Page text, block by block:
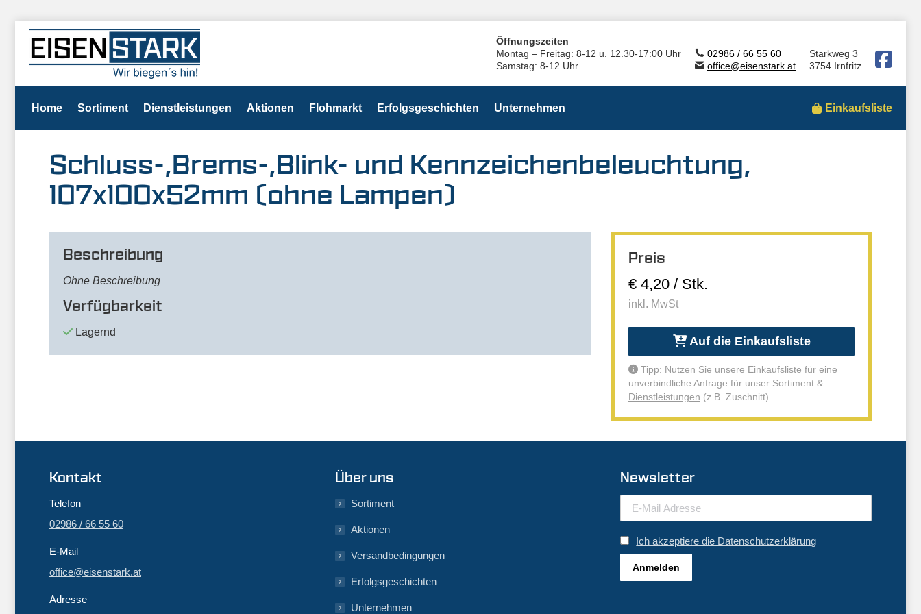
Öffnungszeiten
Montag – Freitag: 8-12 u. 12.30-17:00 Uhr
Samstag: 8-12 Uhr
02986 / 66 55 60
office@eisenstark.at
Starkweg 3
3754 Irnfritz
Home Sortiment Dienstleistungen Aktionen Flohmarkt Erfolgsgeschichten Unternehmen Einkaufsliste
Schluss-,Brems-,Blink- und Kennzeichenbeleuchtung,
107x100x52mm (ohne Lampen)
Beschreibung
Ohne Beschreibung
Verfügbarkeit
Lagernd
Preis
€ 4,20 / Stk.
inkl. MwSt
Auf die Einkaufsliste
Tipp: Nutzen Sie unsere Einkaufsliste für eine
unverbindliche Anfrage für unser Sortiment &
Dienstleistungen (z.B. Zuschnitt).
Kontakt
Telefon
02986 / 66 55 60
E-Mail
office@eisenstark.at
Adresse
Über uns
Sortiment
Aktionen
Versandbedingungen
Erfolgsgeschichten
Unternehmen
Newsletter
Ich akzeptiere die Datenschutzerklärung